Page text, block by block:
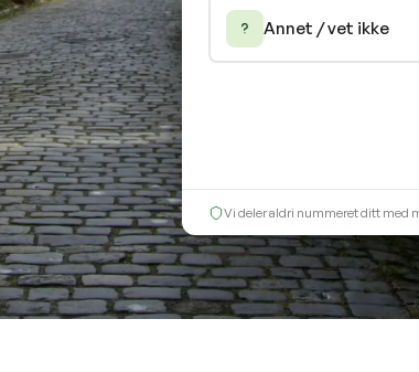
Annet / vet ikke
Vi deler aldri nummeret ditt med